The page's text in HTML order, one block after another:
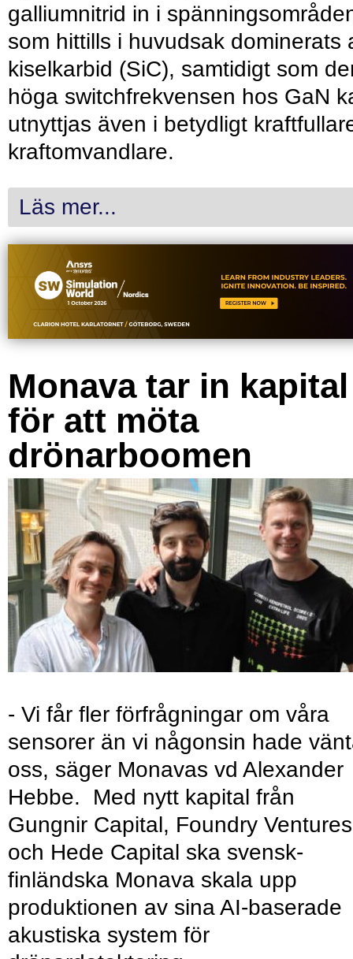
galliumnitrid in i
som hittills i huvudsak dominerats
kiselkarbid (SiC), samtidigt som
höga switchfrekvensen hos GaN
utnyttjas även i betydligt
kraftomvandlare.
Läs mer...
Monava tar in kapital
för att möta
drönarboomen
- Vi får fler förfrågningar om våra
sensorer än vi någonsin hade
oss, säger Monavas vd Alexander
Hebbe. Med nytt kapital från
Gungnir Capital, Foundry Ventures
och Hede Capital ska svensk-
finländska Monava skala upp
produktionen av sina AI-baserade
akustiska system för